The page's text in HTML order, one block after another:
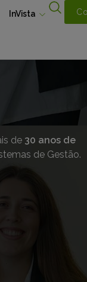
InVista
de 30 anos de
de Gestão.